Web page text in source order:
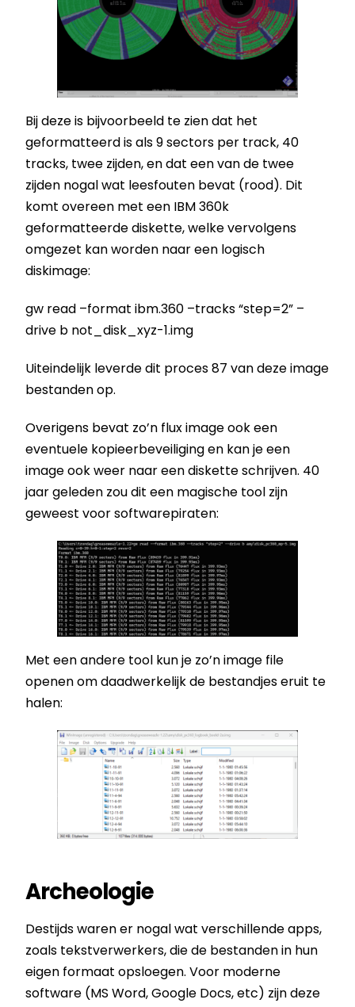
Bij deze is bijvoorbeeld te zien dat het
geformatteerd is als 9 sectors per track, 40
tracks, twee zijden, en dat een van de twee
zijden nogal wat leesfouten bevat (rood). Dit
komt overeen met een IBM 360k
geformatteerde diskette, welke vervolgens
omgezet kan worden naar een logisch
diskimage:
gw read –format ibm.360 –tracks “step=2” –
drive b not_disk_xyz-1.img
Uiteindelijk leverde dit proces 87 van deze image
bestanden op.
Overigens bevat zo’n flux image ook een
eventuele kopieerbeveiliging en kan je een
image ook weer naar een diskette schrijven. 40
jaar geleden zou dit een magische tool zijn
geweest voor softwarepiraten:
Met een andere tool kun je zo’n image file
openen om daadwerkelijk de bestandjes eruit te
halen:
Archeologie
Destijds waren er nogal wat verschillende apps,
zoals tekstverwerkers, die de bestanden in hun
eigen formaat opsloegen. Voor moderne
software (MS Word, Google Docs, etc) zijn deze